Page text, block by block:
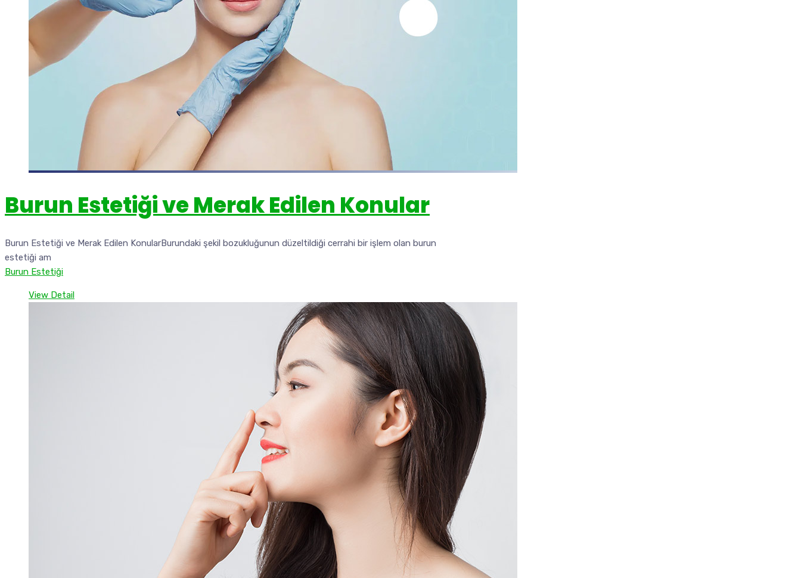
Burun Estetiği ve Merak Edilen Konular
Burun Estetiği ve Merak Edilen KonularBurundaki şekil bozukluğunun düzeltildiği cerrahi bir işlem olan burun
estetiği am
Burun Estetiği
View Detail